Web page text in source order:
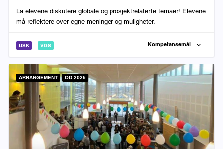
La elevene diskutere globale og prosjektrelaterte temaer! Elevene
må reflektere over egne meninger og muligheter.
USK VGS Kompetansemål
ARRANGEMENT OD 2025